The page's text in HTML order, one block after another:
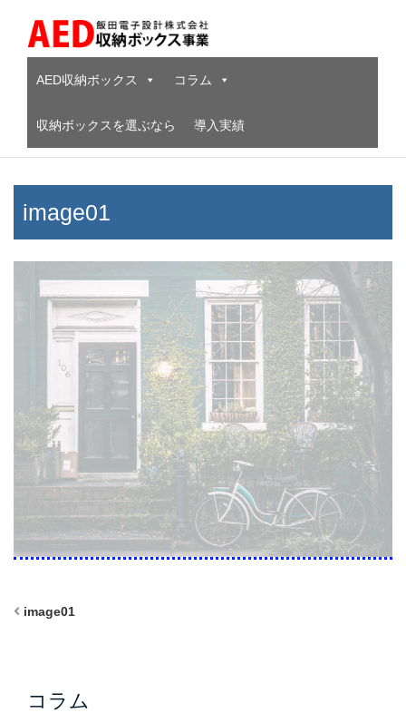
AED収納ボックス
コラム
収納ボックスを選ぶなら 導入実績
image01
image01
コラム